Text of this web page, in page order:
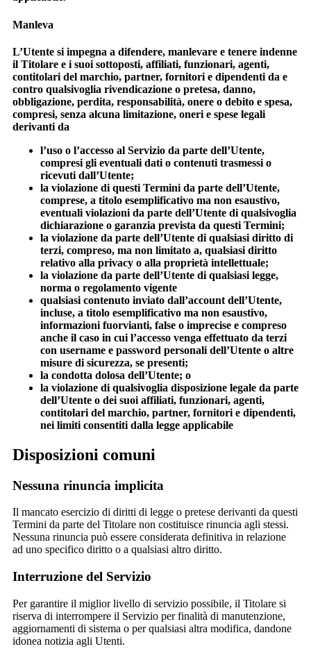
Manleva
L’Utente si impegna a difendere, manlevare e tenere indenne
il Titolare e i suoi sottoposti, affiliati, funzionari, agenti,
contitolari del marchio, partner, fornitori e dipendenti da e
contro qualsivoglia rivendicazione o pretesa, danno,
obbligazione, perdita, responsabilità, onere o debito e spesa,
compresi, senza alcuna limitazione, oneri e spese legali
derivanti da
l’uso o l’accesso al Servizio da parte dell’Utente,
compresi gli eventuali dati o contenuti trasmessi o
ricevuti dall’Utente;
la violazione di questi Termini da parte dell’Utente,
comprese, a titolo esemplificativo ma non esaustivo,
eventuali violazioni da parte dell’Utente di qualsivoglia
dichiarazione o garanzia prevista da questi Termini;
la violazione da parte dell’Utente di qualsiasi diritto di
terzi, compreso, ma non limitato a, qualsiasi diritto
relativo alla privacy o alla proprietà intellettuale;
la violazione da parte dell’Utente di qualsiasi legge,
norma o regolamento vigente
qualsiasi contenuto inviato dall’account dell’Utente,
incluse, a titolo esemplificativo ma non esaustivo,
informazioni fuorvianti, false o imprecise e compreso
anche il caso in cui l’accesso venga effettuato da terzi
con username e password personali dell’Utente o altre
misure di sicurezza, se presenti;
la condotta dolosa dell’Utente; o
la violazione di qualsivoglia disposizione legale da parte
dell’Utente o dei suoi affiliati, funzionari, agenti,
contitolari del marchio, partner, fornitori e dipendenti,
nei limiti consentiti dalla legge applicabile
Disposizioni comuni
Nessuna rinuncia implicita
Il mancato esercizio di diritti di legge o pretese derivanti da questi
Termini da parte del Titolare non costituisce rinuncia agli stessi.
Nessuna rinuncia può essere considerata definitiva in relazione
ad uno specifico diritto o a qualsiasi altro diritto.
Interruzione del Servizio
Per garantire il miglior livello di servizio possibile, il Titolare si
riserva di interrompere il Servizio per finalità di manutenzione,
aggiornamenti di sistema o per qualsiasi altra modifica, dandone
idonea notizia agli Utenti.